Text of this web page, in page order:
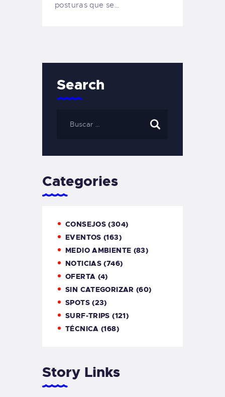
posturas que se…
Search
Categories
CONSEJOS (304)
EVENTOS (163)
MEDIO AMBIENTE (83)
NOTICIAS (746)
OFERTA (4)
SIN CATEGORIZAR (60)
SPOTS(23)
SURF-TRIPS (121)
TÉCNICA (168)
Story Links